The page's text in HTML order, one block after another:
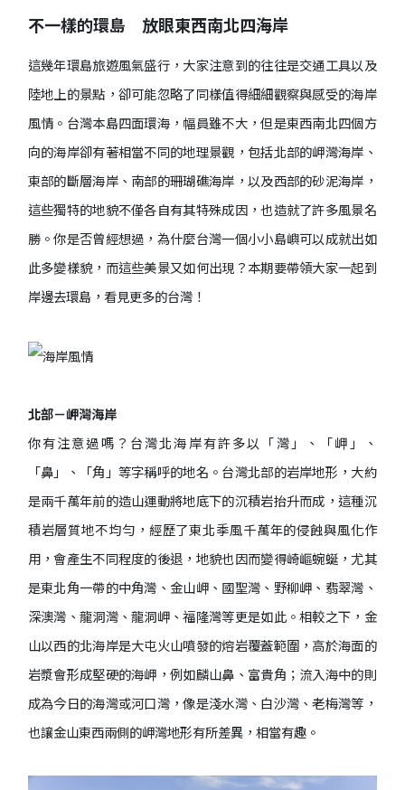
不一樣的環島 放眼東西南北四海岸
這幾年環島旅遊風氣盛行，大家注意到的往往是交通工具以及
陸地上的景點，卻可能忽略了同樣值得細細觀察與感受的海岸
風情。台灣本島四面環海，幅員雖不大，但是東西南北四個方
向的海岸卻有著相當不同的地理景觀，包括北部的岬灣海岸、
東部的斷層海岸、南部的珊瑚礁海岸，以及西部的砂泥海岸，
這些獨特的地貌不僅各自有其特殊成因，也造就了許多風景名
勝。你是否曾經想過，為什麼台灣一個小小島嶼可以成就出如
此多變樣貌，而這些美景又如何出現？本期要帶領大家一起到
岸邊去環島，看見更多的台灣！
北部－岬灣海岸
你有注意過嗎？台灣北海岸有許多以「灣」、「岬」、
「鼻」、「角」等字稱呼的地名。台灣北部的岩岸地形，大約
是兩千萬年前的造山運動將地底下的沉積岩抬升而成，這種沉
積岩層質地不均勻，經歷了東北季風千萬年的侵蝕與風化作
用，會產生不同程度的後退，地貌也因而變得崎嶇蜿蜒，尤其
是東北角一帶的中角灣、金山岬、國聖灣、野柳岬、翡翠灣、
深澳灣、龍洞灣、龍洞岬、福隆灣等更是如此。相較之下，金
山以西的北海岸是大屯火山噴發的熔岩覆蓋範圍，高於海面的
岩漿會形成堅硬的海岬，例如麟山鼻、富貴角；流入海中的則
成為今日的海灣或河口灣，像是淺水灣、白沙灣、老梅灣等，
也讓金山東西兩側的岬灣地形有所差異，相當有趣。